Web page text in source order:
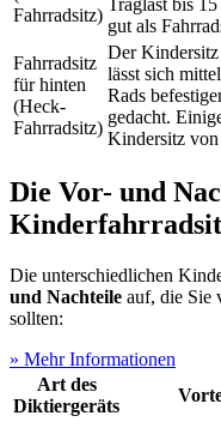
Fahrradsitz)
gut als
Fahrradsitz
für hinten
(Heck-
Fahrradsitz)
Der
lässt sich
Rads
gedacht.
Kindersitz von
Die Vor- und
Die unterschiedlichen
und Nachteile auf, die Sie
sollten:
» Mehr Informationen
Art des
Diktiergeräts